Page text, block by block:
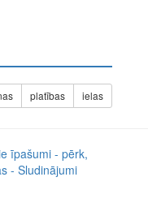
platības ielas
fees of only